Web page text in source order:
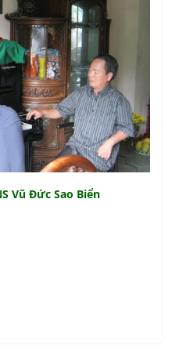
Vũ Đức Sao Biển